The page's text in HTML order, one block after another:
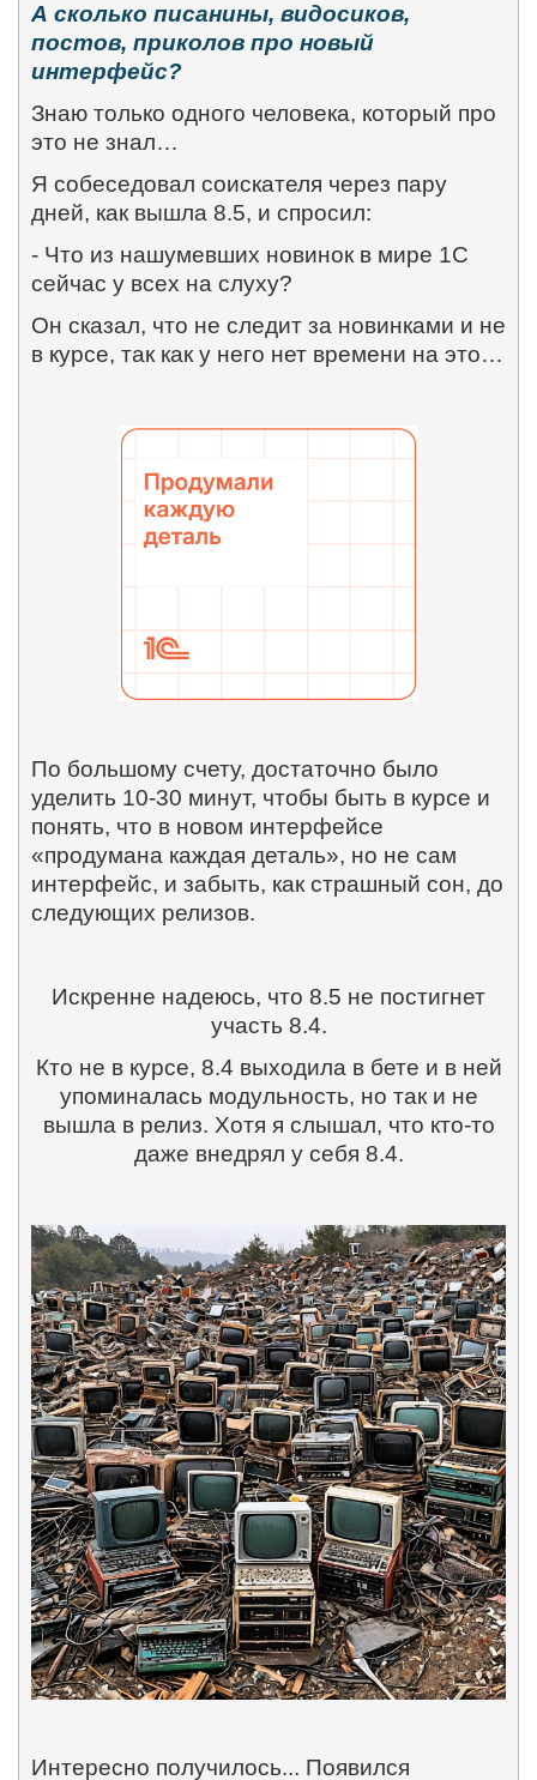
А сколько писанины, видосиков,
постов, приколов про новый
интерфейс?
Знаю только одного человека, который про
это не знал…
Я собеседовал соискателя через пару
дней, как вышла 8.5, и спросил:
- Что из нашумевших новинок в мире 1С
сейчас у всех на слуху?
Он сказал, что не следит за новинками и не
в курсе, так как у него нет времени на это…
По большому счету, достаточно было
уделить 10-30 минут, чтобы быть в курсе и
понять, что в новом интерфейсе
«продумана каждая деталь», но не сам
интерфейс, и забыть, как страшный сон, до
следующих релизов.
Искренне надеюсь, что 8.5 не постигнет
участь 8.4.
Кто не в курсе, 8.4 выходила в бете и в ней
упоминалась модульность, но так и не
вышла в релиз. Хотя я слышал, что кто-то
даже внедрял у себя 8.4.
Интересно получилось... Появился